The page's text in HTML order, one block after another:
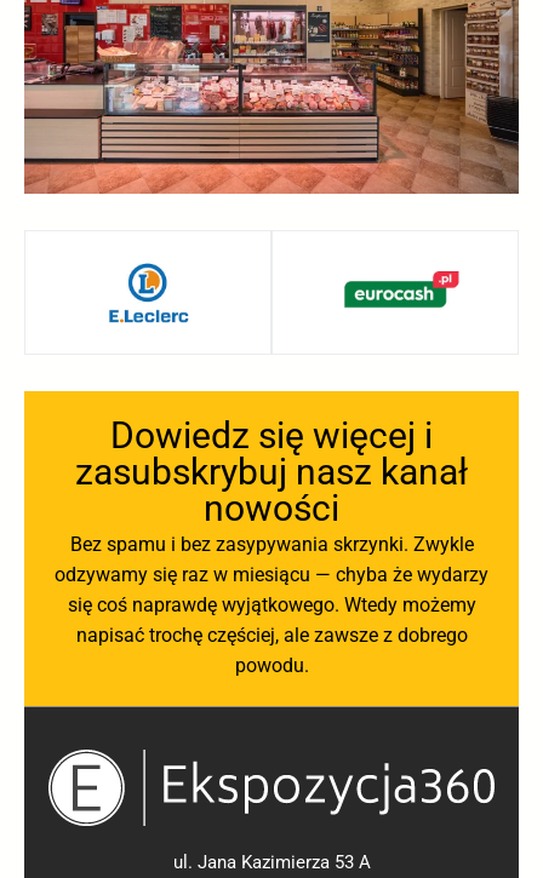
Dowiedz się więcej i
zasubskrybuj nasz kanał
nowości
Bez spamu i bez zasypywania skrzynki. Zwykle
odzywamy się raz w miesiącu — chyba że wydarzy
się coś naprawdę wyjątkowego. Wtedy możemy
napisać trochę częściej, ale zawsze z dobrego
powodu.
ul. Jana Kazimierza 53 A